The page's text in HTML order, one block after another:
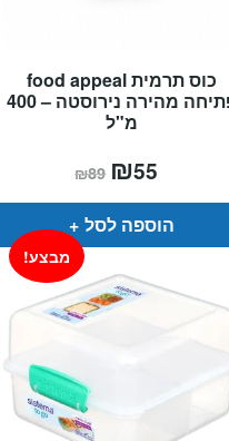
כוס תרמית food appeal
פתיחה מהירה נירוסטה – 400
מ"ל
₪89 המחיר
המקורי
היה:
₪89.
₪55
הוא:
הוספה לסל
מבצע!